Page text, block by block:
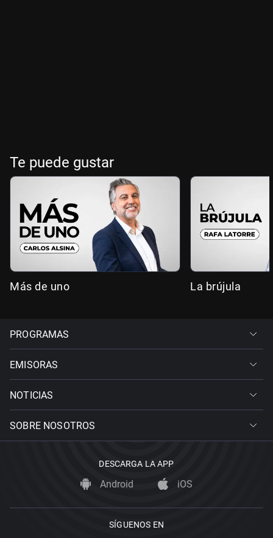
Te puede gustar
Más de uno La brújula
PROGRAMAS
EMISORAS
NOTICIAS
SOBRE NOSOTROS
DESCARGA LA APP
Android iOS
SÍGUENOS EN